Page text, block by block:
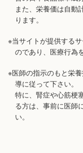
また、栄養価は自動
ります。
※当サイトが提供する
のであり、医療行為
※医師の指示のもと栄
導に従って下さい。
特に、腎症や心筋梗
る方は、事前に医師
い。